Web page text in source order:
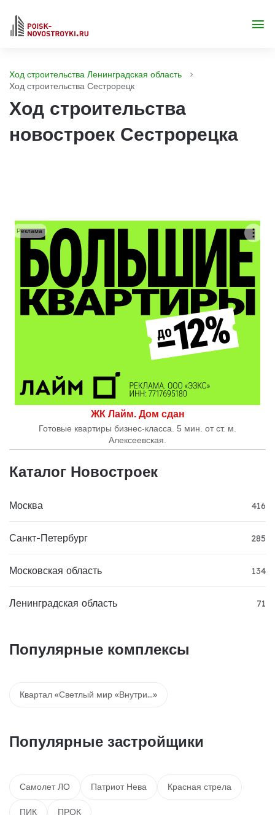
Ход строительства Ленинградская область
Ход строительства Сестрорецк
Ход строительства
новостроек Сестрорецка
ЖК Лайм. Дом сдан
Готовые квартиры бизнес-класса. 5 мин. от ст. м.
Алексеевская.
Реклама
Каталог Новостроек
Москва 416
Санкт-Петербург 285
Московская область 134
Ленинградская область 71
Популярные комплексы
Квартал «Светлый мир «Внутри…»
Популярные застройщики
Самолет ЛО Патриот Нева Красная стрела
ПИК ПРОК